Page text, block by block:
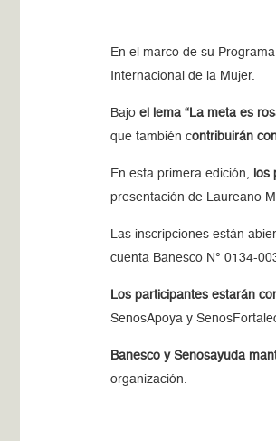
En el marco de su
Internacional de la Mujer.
Bajoel lema “La meta es
que también contribuirán
En esta primera edición, los
presentación de Laureano
Las inscripciones están
cuenta Banesco N° 0134-
Los participantes estarán
SenosApoya y
Banesco y Senosayuda
organización.